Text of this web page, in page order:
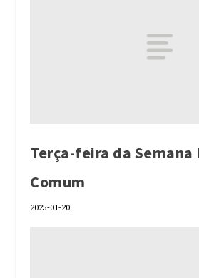
Terça-feira da Semana
Comum
2025-01-20